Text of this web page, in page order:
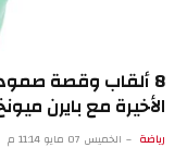
8 ألقاب وقصة
الأخيرة مع بايرن
رياضة الخميس 07 مايو 11:14 م